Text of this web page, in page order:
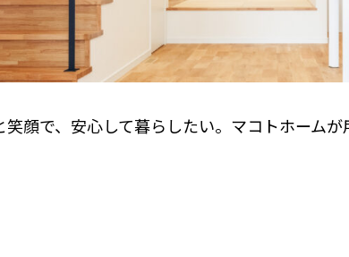
顔で、安心して暮らしたい。 マコトホーム